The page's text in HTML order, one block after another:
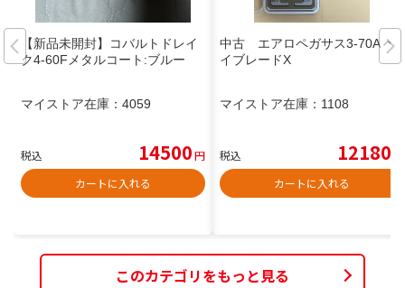
【新品未開封】コバルトドレイ
ク4-60Fメタルコート:ブルー
マイストア在庫： 4059
税込 14500円
カートに入れる
中古 エアロペガサス3-70A ベ
イブレードX
マイストア在庫： 1108
税込 12180
カートに入れる
このカテゴリをもっと見る